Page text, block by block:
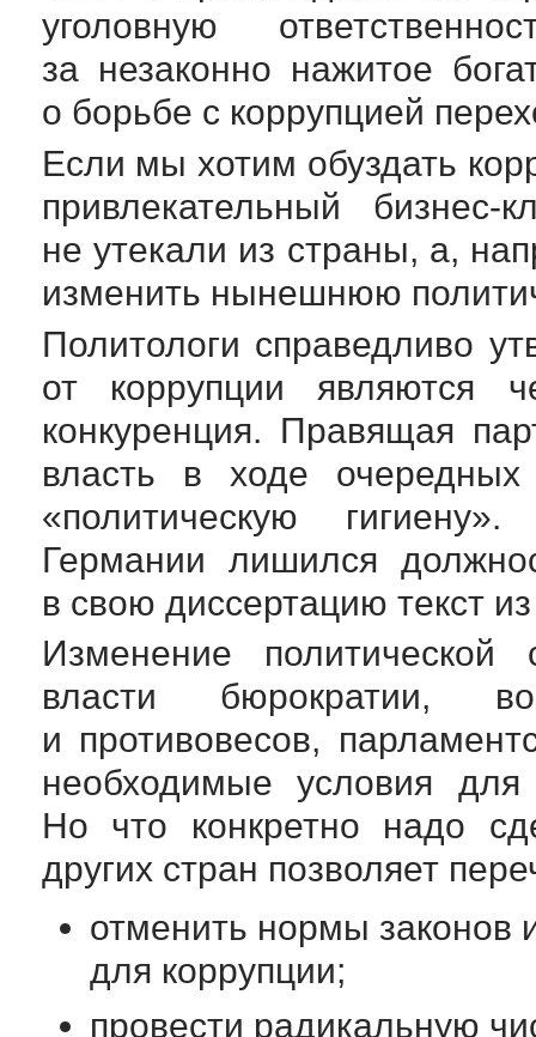
уголовную
за незаконно нажитое
о борьбе с коррупцией
Если мы хотим обуздать
привлекательный бизнес-
не утекали из страны, а,
изменить нынешнюю
Политологи справедливо
от коррупции являются
конкуренция. Правящая
власть в ходе
«политическую
Германии лишился
в свою диссертацию текст
Изменение
власти бюрократии,
и противовесов,
необходимые условия
Но что конкретно надо
других стран позволяет
отменить нормы законов
для коррупции;
провести радикальную